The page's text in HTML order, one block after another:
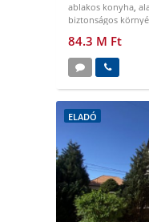
ablakos konyha,
biztonságos
84.3 M Ft
ELADÓ